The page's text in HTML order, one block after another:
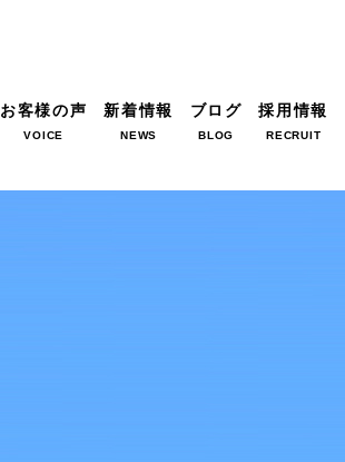
お客様の声
VOICE
新着情報
NEWS
ブログ
BLOG
採用情報
RECRUIT